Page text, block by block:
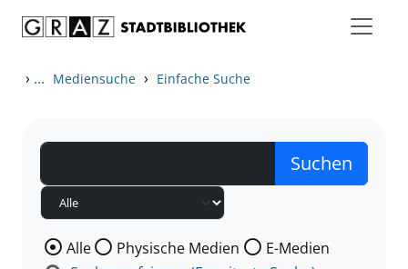
› ... Mediensuche › Einfache Suche
Wählen Sie die Medienart nach der Sie suchen wollen.
Alle Physische Medien
E-Medien